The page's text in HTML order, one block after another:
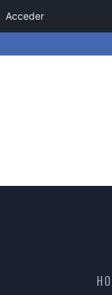
Acceder